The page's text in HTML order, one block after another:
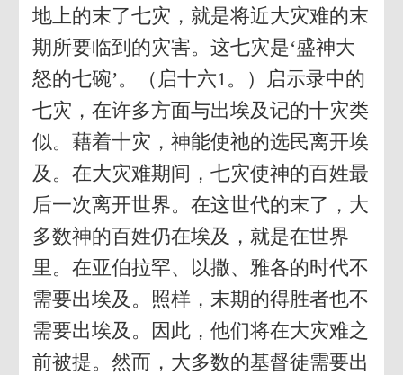
地上的末了七灾，就是将近大灾难的末
期所要临到的灾害。这七灾是‘盛神大
怒的七碗’。（启十六1。）启示录中的
七灾，在许多方面与出埃及记的十灾类
似。藉着十灾，神能使祂的选民离开埃
及。在大灾难期间，七灾使神的百姓最
后一次离开世界。在这世代的末了，大
多数神的百姓仍在埃及，就是在世界
里。在亚伯拉罕、以撒、雅各的时代不
需要出埃及。照样，末期的得胜者也不
需要出埃及。因此，他们将在大灾难之
前被提。然而，大多数的基督徒需要出